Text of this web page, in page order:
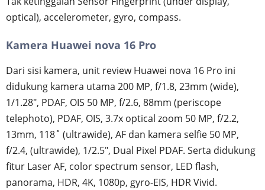
optical), accelerometer, gyro, compass.
Kamera Huawei nova 16 Pro
Dari sisi kamera, unit review Huawei nova 16 Pro ini
didukung kamera utama 200 MP, f/1.8, 23mm (wide),
1/1.28", PDAF, OIS 50 MP, f/2.6, 88mm (periscope
telephoto), PDAF, OIS, 3.7x optical zoom 50 MP, f/2.2,
13mm, 118˚ (ultrawide), AF dan kamera selfie 50 MP,
f/2.4, (ultrawide), 1/2.5", Dual Pixel PDAF. Serta didukung
fitur Laser AF, color spectrum sensor, LED flash,
panorama, HDR, 4K, 1080p, gyro-EIS, HDR Vivid.